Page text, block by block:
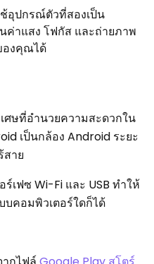
อุปกรณ์ตัวที่สองเป็น
ค่าแสง โฟกัส และถ่ายภาพ
องคุณได้
ศษที่อำนวยความสะดวกใน
เป็นกล้อง Android ระยะ
าย
เฟซ Wi-Fi และ USB ทำให้
คอมพิวเตอร์ใดก็ได้